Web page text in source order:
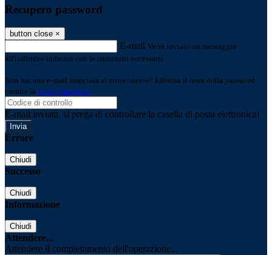
Recupero password
button close ×
E-mail Verrà inviato un messaggio
all'indirizzo indicato con le istruzioni necessarie.
Non hai una e-mail associata al nome utente? Effettua il reset della password
tramite la Login Spaggiari
E-mail inviata, si prega di controllare la casella di posta elettronica!
Errore
Chiudi
Successo
Chiudi
Informazione
Chiudi
Attendere...
Attendere il completamento dell'operazione...